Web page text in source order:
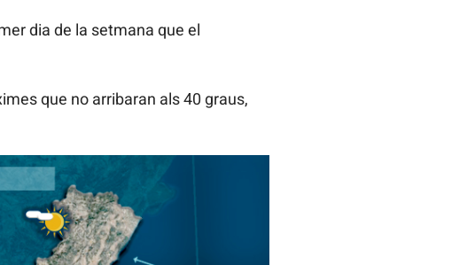
dia de la setmana que el
que no arribaran als 40 graus,